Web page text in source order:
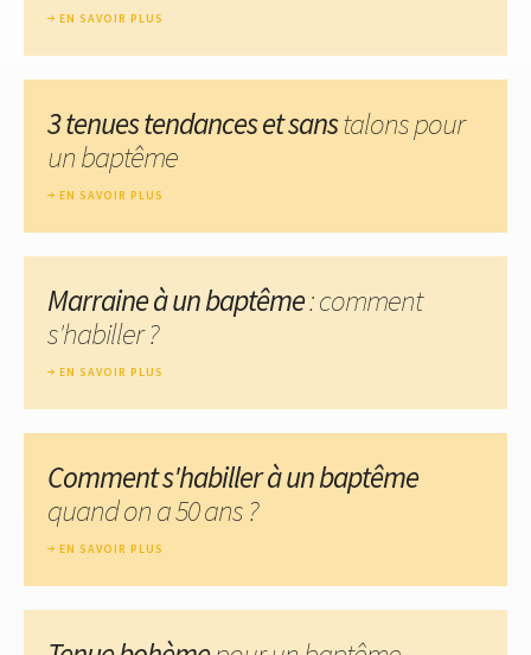
EN SAVOIR PLUS
3 tenues tendances et sanstalons pour
un baptême
EN SAVOIR PLUS
Marraine à un baptême: comment
s'habiller ?
EN SAVOIR PLUS
Comment s'habiller à un baptême
quand on a 50 ans ?
EN SAVOIR PLUS